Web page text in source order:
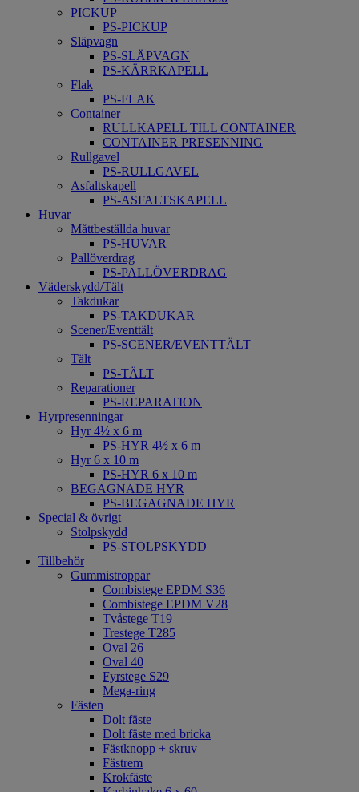
PICKUP
PS-PICKUP
Släpvagn
PS-SLÄPVAGN
PS-KÄRRKAPELL
Flak
PS-FLAK
Container
RULLKAPELL TILL CONTAINER
CONTAINER PRESENNING
Rullgavel
PS-RULLGAVEL
Asfaltskapell
PS-ASFALTSKAPELL
Huvar
Måttbeställda huvar
PS-HUVAR
Pallöverdrag
PS-PALLÖVERDRAG
Väderskydd/Tält
Takdukar
PS-TAKDUKAR
Scener/Eventtält
PS-SCENER/EVENTTÄLT
Tält
PS-TÄLT
Reparationer
PS-REPARATION
Hyrpresenningar
Hyr 4½ x 6 m
PS-HYR 4½ x 6 m
Hyr 6 x 10 m
PS-HYR 6 x 10 m
BEGAGNADE HYR
PS-BEGAGNADE HYR
Special & övrigt
Stolpskydd
PS-STOLPSKYDD
Tillbehör
Gummistroppar
Combistege EPDM S36
Combistege EPDM V28
Tvåstege T19
Trestege T285
Oval 26
Oval 40
Fyrstege S29
Mega-ring
Fästen
Dolt fäste
Dolt fäste med bricka
Fästknopp + skruv
Fästrem
Krokfäste